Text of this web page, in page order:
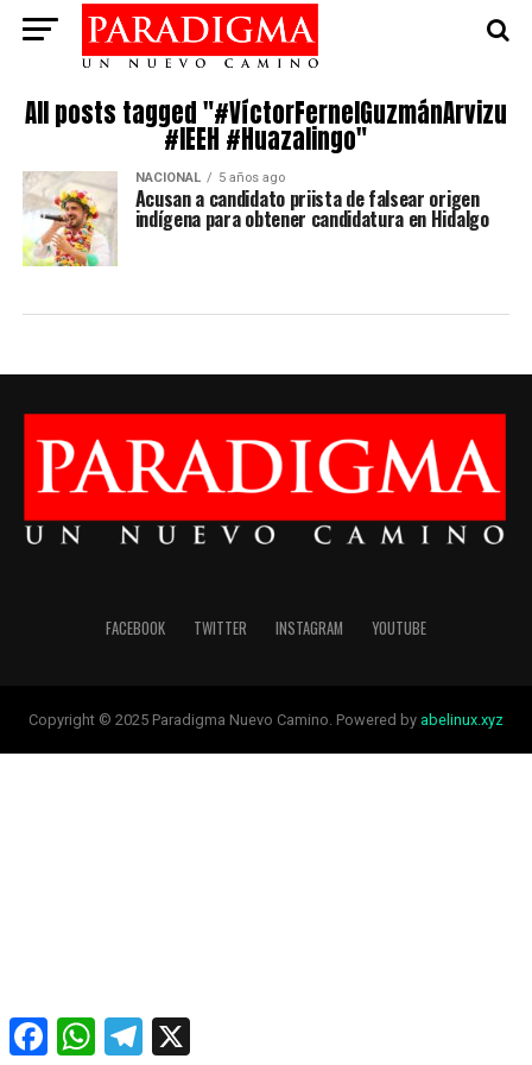
All posts tagged "#VíctorFernelGuzmánArvizu
#IEEH #Huazalingo"
NACIONAL 5 años ago
Acusan a candidato priista de falsear origen
indígena para obtener candidatura en Hidalgo
FACEBOOK TWITTER INSTAGRAM YOUTUBE
Copyright © 2025 Paradigma Nuevo Camino. Powered by abelinux.xyz
FacebookWhatsAppTelegram